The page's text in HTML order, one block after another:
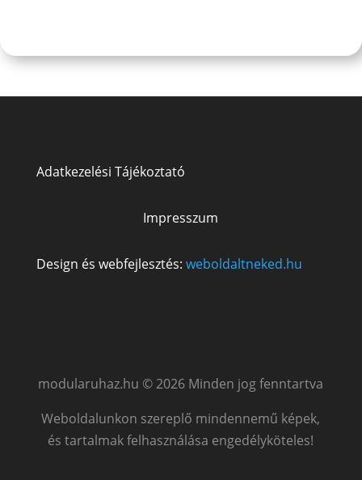
Adatkezelési Tájékoztató
Impresszum
Design és webfejlesztés: weboldaltneked.hu
modularuhaz.hu © 2026 Minden jog fenntartva
Weboldalunkon szereplő mindennemű képek,
és tartalmak felhasználása engedélyköteles!